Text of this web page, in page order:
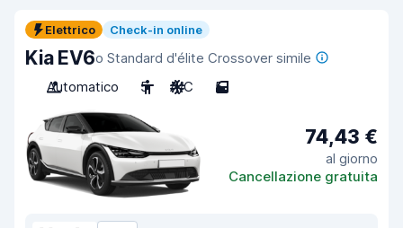
Elettrico Check-in online
Kia EV6o Standard d'élite Crossover simile
Automatico
5 A/C 5
74,43 €
al giorno
Cancellazione gratuita